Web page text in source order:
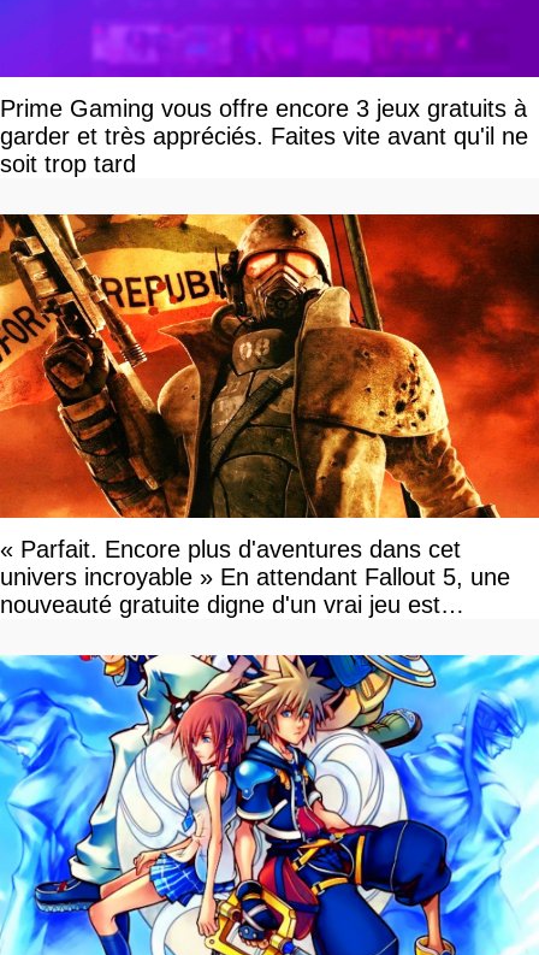
Prime Gaming vous offre encore 3 jeux gratuits à
garder et très appréciés. Faites vite avant qu'il ne
soit trop tard
« Parfait. Encore plus d'aventures dans cet
univers incroyable » En attendant Fallout 5, une
nouveauté gratuite digne d'un vrai jeu est